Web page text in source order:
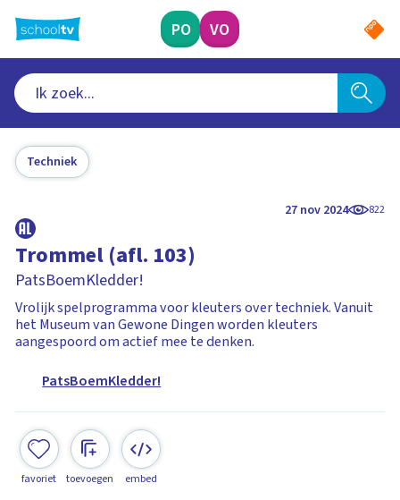
naar
hoofdinhoud
PO VO
Techniek
27 nov 2024 822
Trommel (afl. 103)
PatsBoemKledder!
Vrolijk spelprogramma voor kleuters over techniek. Vanuit
het Museum van Gewone Dingen worden kleuters
aangespoord om actief mee te denken.
PatsBoemKledder!
favoriet toevoegen embed